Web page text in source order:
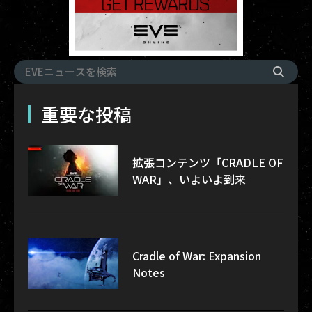
重要な投稿
拡張コンテンツ「CRADLE OF
WAR」、いよいよ到来
Cradle of War: Expansion
Notes